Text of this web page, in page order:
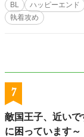
BL ハッピーエンド
執着攻め
7
敵国王子、近い
に困っています～